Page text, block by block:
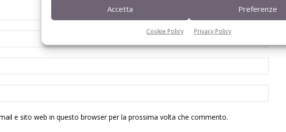
Accetta Preferenze
Cookie Policy Privacy Policy
e sito web in questo browser per la prossima volta che commento.